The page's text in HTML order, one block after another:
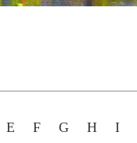
E F G H I